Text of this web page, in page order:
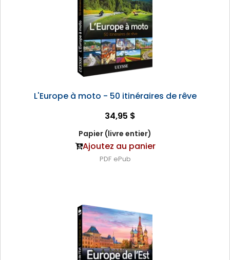
L'Europe à moto - 50 itinéraires de rêve
34,95 $
Papier (livre entier)
Ajoutez au panier
PDF ePub